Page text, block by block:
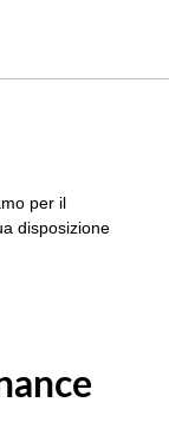
per il
disposizione